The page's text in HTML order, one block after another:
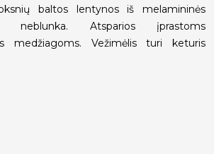
baltos lentynos iš melamininės
neblunka. Atsparios įprastoms
medžiagoms. Vežimėlis turi keturis